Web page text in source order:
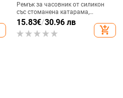
Ремък за часовник от силикон
със стоманена катарама,
съвместим с дайверски часовник
Seiko
15.83€/30.96 лв
add_shopping_cart